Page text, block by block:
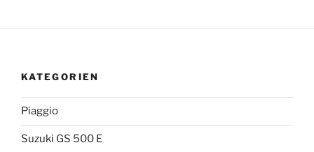
KATEGORIEN
Piaggio
Suzuki GS 500 E